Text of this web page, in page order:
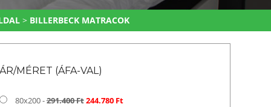
> BILLERBECK MATRACOK
MÉRET (ÁFA-VAL)
80x200 -291.400 Ft244.780 Ft